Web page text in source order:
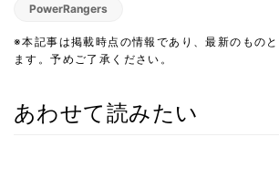
PowerRangers
※本記事は掲載時点の情報であり、最新のもの
ます。予めご了承ください。
あわせて読みたい